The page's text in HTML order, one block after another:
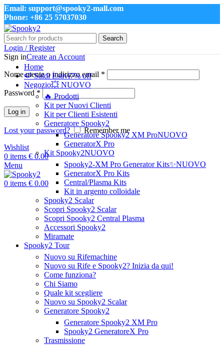
Email: support@spooky2-mall.com
Phone: +86 25 57037030
Search
Login / Register
Sign inCreate an Account
Nome utente o indirizzo email *
Password *
Log in
Lost your password?
Remember me
Wishlist
0 items € 0.00
Menu
0 items € 0.00
Home
🍉 Saldi Estivi7% off
Negozio💥 NUOVO
🔥 Prodotti
Kit per Nuovi Clienti
Kit per Clienti Esistenti
Generatore Spooky2
Generatore Spooky2 XM ProNUOVO
GeneratorX Pro
Kit Spooky2NUOVO
Spooky2-XM Pro Generator Kits✨NUOVO
GeneratorX Pro Kits
Central/Plasma Kits
Kit in argento colloidale
Spooky2 Scalar
Scopri Spooky2 Scalar
Scopri Spooky2 Central Plasma
Accessori Spooky2
Miramate
Spooky2 Tour
Nuovo su Rifemachine
Nuovo su Rife e Spooky2? Inizia da qui!
Come funziona?
Chi Siamo
Quale kit scegliere
Nuovo su Spooky2 Scalar
Generatore Spooky2
Generatore Spooky2 XM Pro
Spooky2 GeneratoreX Pro
Trasmissione